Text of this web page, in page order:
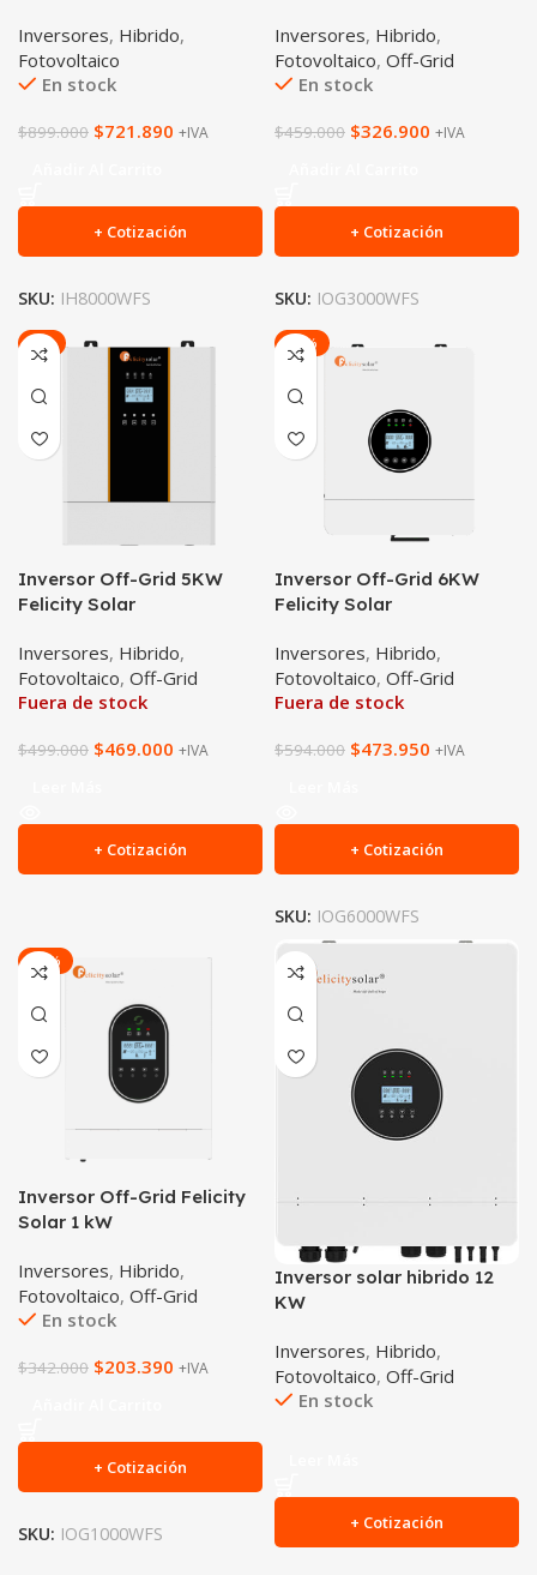
Inversores, Hibrido,
Fotovoltaico
En stock
$899.000 $721.890 +IVA
+ Cotización
SKU: IH8000WFS
Inversores, Hibrido,
Fotovoltaico, Off-Grid
En stock
$459.000 $326.900 +IVA
+ Cotización
SKU: IOG3000WFS
-6%
Inversor Off-Grid 5KW
Felicity Solar
Inversores, Hibrido,
Fotovoltaico, Off-Grid
Fuera de stock
$499.000 $469.000 +IVA
+ Cotización
-20%
Inversor Off-Grid 6KW
Felicity Solar
Inversores, Hibrido,
Fotovoltaico, Off-Grid
Fuera de stock
$594.000 $473.950 +IVA
+ Cotización
SKU: IOG6000WFS
-41%
Inversor Off-Grid Felicity
Solar 1 kW
Inversores, Hibrido,
Fotovoltaico, Off-Grid
En stock
$342.000 $203.390 +IVA
+ Cotización
SKU: IOG1000WFS
Inversor solar hibrido 12
KW
Inversores, Hibrido,
Fotovoltaico, Off-Grid
En stock
+ Cotización